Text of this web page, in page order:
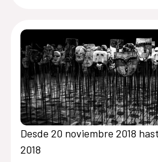
Desde 20 noviembre 2018
2018